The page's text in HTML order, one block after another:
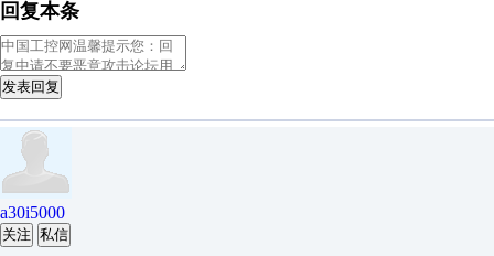
回复本条
发表回复
a30i5000
关注 私信